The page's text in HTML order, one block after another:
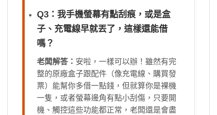
Q3：我手機螢幕有點刮痕，或是盒
子、充電線早就丟了，這樣還能借
嗎？
老闆解答： 安啦，一樣可以辦！雖然有完
整的原廠盒子跟配件（像充電線、購買發
票）能幫你多借一點錢，但就算你是裸機
一隻，或者螢幕邊角有點小刮傷，只要開
機、觸控這些功能都正常，老闆還是會盡